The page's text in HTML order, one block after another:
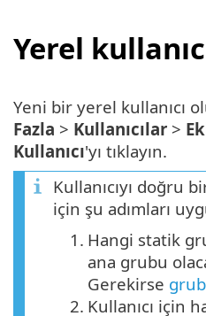
Yerel
Yeni bir yerel kullanıcı
Fazla > Kullanıcılar >
Kullanıcı'yı tıklayın.
Kullanıcıyı doğru
için şu adımları
1. Hangi statik
ana grubu
Gerekirse
2. Kullanıcı için